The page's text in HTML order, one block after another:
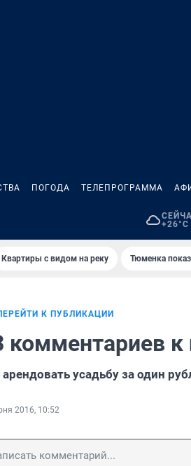
ПОГОДА ТЕЛЕПРОГРАММА
+26°C
Квартиры с видом на реку Тюменка
К ПУБЛИКАЦИИ
комментариев к
арендовать усадьбу за один
2016, 10:52